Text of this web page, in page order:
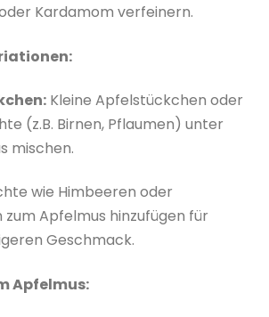
Kardamom verfeinern.
Kleine Apfelstückchen oder
(z.B. Birnen, Pflaumen) unter
mischen.
wie Himbeeren oder
Apfelmus hinzufügen für
Geschmack.
Apfelmus: